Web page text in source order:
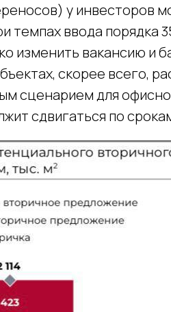
у инвесторов
темпах ввода порядка
изменить вакансию и
скорее всего,
сценарием для
сдвигаться по